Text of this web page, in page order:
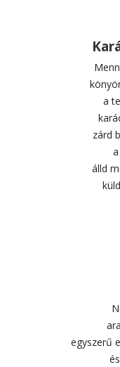
a
zárd
álld
egyszerű